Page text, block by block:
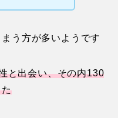
う方が多いようです
と出会い、その内130
た